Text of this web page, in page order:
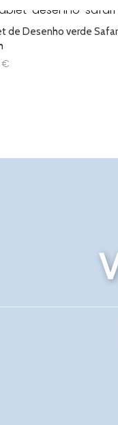
de Desenho verde
€